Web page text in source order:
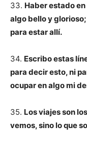
33. Haber estado
algo bello y
para estar allí.
34. Escribo estas
para decir esto, ni
ocupar en algo mi
35. Los viajes son
vemos, sino lo que